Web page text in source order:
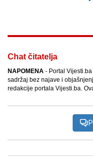
Chat čitatelja
NAPOMENA - Portal
sadržaj bez najave i
redakcije portala Vijesti.ba.